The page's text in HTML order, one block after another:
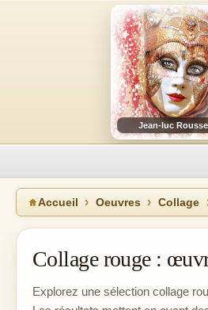
Jean-luc
Accueil Oeuvres Collage
Collage rouge :
Explorez une sélection collage